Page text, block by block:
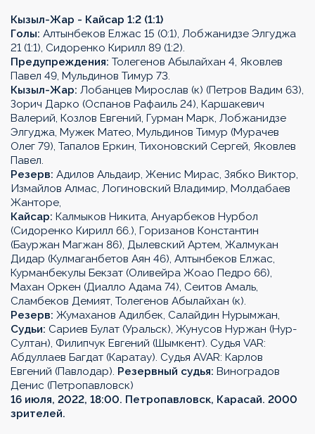
Кызыл-Жар - Кайсар 1:2 (1:1)
Голы: Алтынбеков Елжас 15 (0:1), Лобжанидзе Элгуджа
21 (1:1), Сидоренко Кирилл 89 (1:2).
Предупреждения: Толегенов Абылайхан 4, Яковлев
Павел 49, Мульдинов Тимур 73.
Кызыл-Жар: Лобанцев Мирослав (к) (Петров Вадим 63),
Зорич Дарко (Оспанов Рафаиль 24), Каршакевич
Валерий, Козлов Евгений, Гурман Марк, Лобжанидзе
Элгуджа, Мужек Матео, Мульдинов Тимур (Мурачев
Олег 79), Тапалов Еркин, Тихоновский Сергей, Яковлев
Павел.
Резерв: Адилов Альдаир, Женис Мирас, Зябко Виктор,
Измайлов Алмас, Логиновский Владимир, Молдабаев
Жанторе,
Кайсар: Калмыков Никита, Ануарбеков Нурбол
(Сидоренко Кирилл 66.), Горизанов Константин
(Бауржан Магжан 86), Дылевский Артем, Жалмукан
Дидар (Кулмаганбетов Аян 46), Алтынбеков Елжас,
Курманбекулы Бекзат (Оливейра Жоао Педро 66),
Махан Оркен (Диалло Адама 74), Сеитов Амаль,
Сламбеков Демият, Толегенов Абылайхан (к).
Резерв: Жумаханов Адилбек, Салайдин Нурымжан,
Судьи: Сариев Булат (Уральск), Жунусов Нуржан (Нур-
Султан), Филипчук Евгений (Шымкент). Судья VAR:
Абдуллаев Багдат (Каратау). Судья AVAR: Карлов
Евгений (Павлодар). Резервный судья: Виноградов
Денис (Петропавловск)
16 июля, 2022, 18:00. Петропавловск, Карасай. 2000
зрителей.